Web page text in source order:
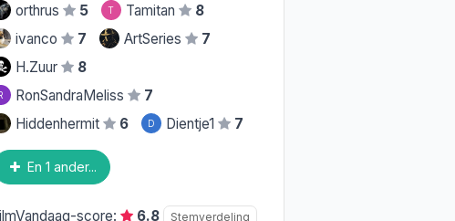
orthrus
5 T Tamitan
8
ivanco
7 ArtSeries
7
H.Zuur
8
RonSandraMeliss
7
Hiddenhermit
6 D Dientje1 7
En 1 ander...
score: 6.8 Stemverdeling